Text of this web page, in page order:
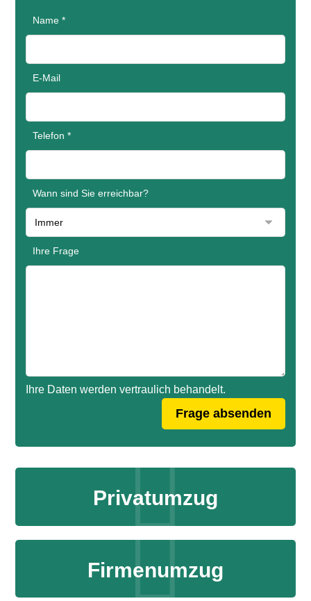
Name *
E-Mail
Telefon *
Wann sind Sie erreichbar?
Ihre Frage
Ihre Daten werden vertraulich behandelt.
Privatumzug
Firmenumzug